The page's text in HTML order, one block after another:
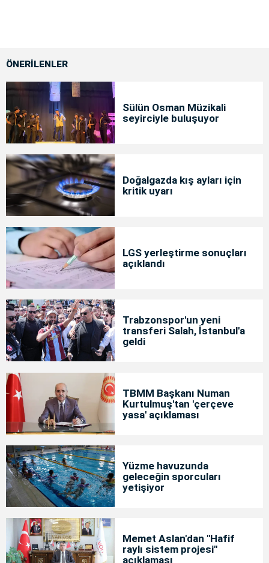
ÖNERİLENLER
Sülün Osman Müzikali
seyirciyle buluşuyor
Doğalgazda kış ayları için
kritik uyarı
LGS yerleştirme sonuçları
açıklandı
Trabzonspor'un yeni
transferi Salah, İstanbul'a
geldi
TBMM Başkanı Numan
Kurtulmuş'tan 'çerçeve
yasa' açıklaması
Yüzme havuzunda
geleceğin sporcuları
yetişiyor
Memet Aslan'dan "Hafif
raylı sistem projesi"
açıklaması